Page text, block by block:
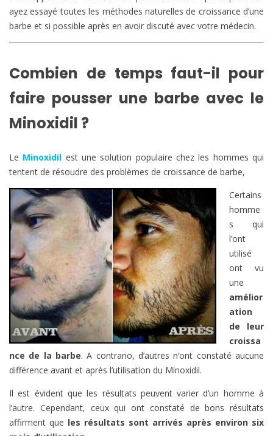
ayez essayé toutes les méthodes naturelles de croissance d’une
barbe et si possible après en avoir discuté avec votre médecin.
Combien de temps faut-il pour
faire pousser une barbe avec le
Minoxidil ?
Le Minoxidil est une solution populaire chez les hommes qui
tentent de résoudre des problèmes de croissance de barbe,
Certains
homme
s qui
l’ont
utilisé
ont vu
une
amélior
ation
de leur
croissa
nce de la barbe. A contrario, d’autres n’ont constaté aucune
différence avant et après l’utilisation du Minoxidil.
Il est évident que les résultats peuvent varier d’un homme à
l’autre. Cependant, ceux qui ont constaté de bons résultats
affirment que les résultats sont arrivés après environ six